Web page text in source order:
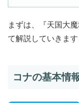
まずは、『天国大
て解説していきます
コナの基本情